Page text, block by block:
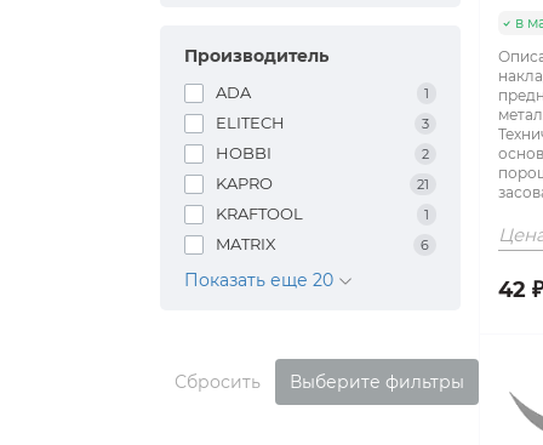
Производитель
ADA 1
ELITECH 3
HOBBI 2
KAPRO 21
KRAFTOOL 1
MATRIX 6
Показать еще 20
Сбросить Выберите фильтры
в
42 ₽